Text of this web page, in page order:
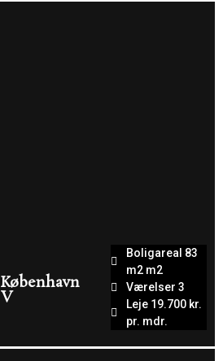
Boligareal 83
m2 m2
Værelser 3
Leje 19.700 kr.
pr. mdr.
København
V